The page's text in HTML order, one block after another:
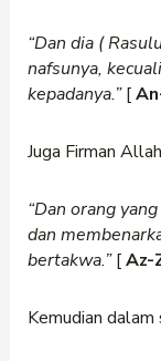
“Dan dia (
nafsunya,
kepadanya.”[
Juga Firman Allah
“Dan orang
dan
bertakwa.”[Az-
Kemudian dalam